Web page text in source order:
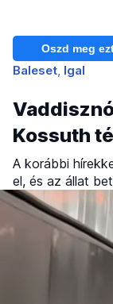
Oszd meg
Baleset Igal
Kossuth
A korábbi
el, és az állat